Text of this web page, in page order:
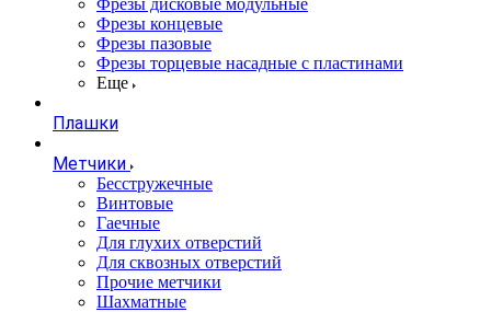
Фрезы дисковые модульные
Фрезы концевые
Фрезы пазовые
Фрезы торцевые насадные с пластинами
Еще
Плашки
Метчики
Бесстружечные
Винтовые
Гаечные
Для глухих отверстий
Для сквозных отверстий
Прочие метчики
Шахматные